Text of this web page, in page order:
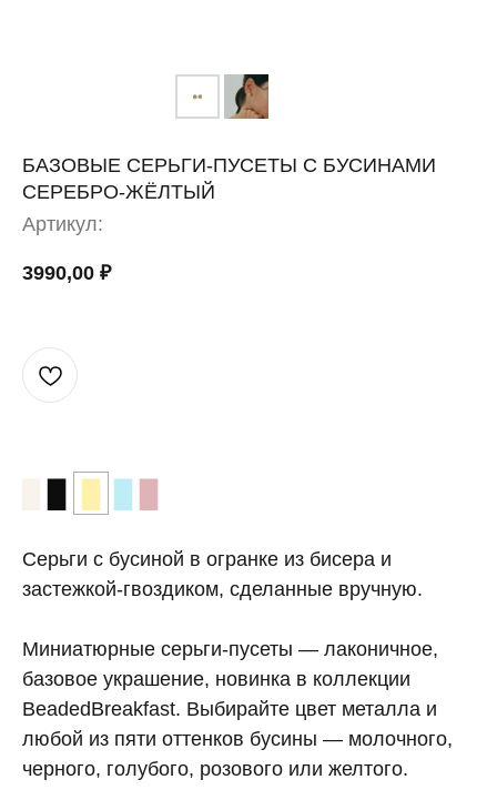
БАЗОВЫЕ СЕРЬГИ-ПУСЕТЫ С БУСИНАМИ
СЕРЕБРО-ЖЁЛТЫЙ
Артикул:
3990,00 ₽
Серьги с бусиной в огранке из бисера и
застежкой-гвоздиком, сделанные вручную.
Миниатюрные серьги-пусеты — лаконичное,
базовое украшение, новинка в коллекции
BeadedBreakfast. Выбирайте цвет металла и
любой из пяти оттенков бусины — молочного,
черного, голубого, розового или желтого.